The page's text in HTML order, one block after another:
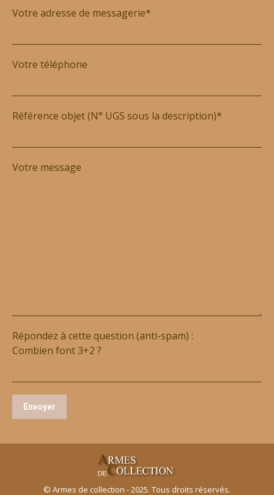
Votre adresse de messagerie*
Votre téléphone
Référence objet (N° UGS sous la description)*
Votre message
Répondez à cette question (anti-spam) :
Combien font 3+2 ?
© Armes de collection - 2025. Tous droits réservés.